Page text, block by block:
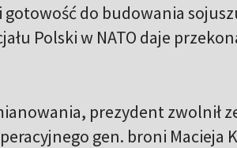
do budowania
Polski w NATO daje
prezydent zwolnił
gen. broni Macieja